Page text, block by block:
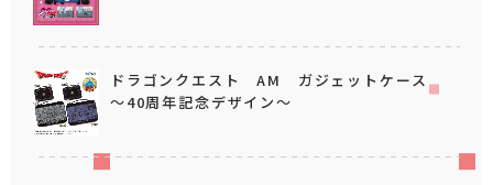
ドラゴンクエスト AM ガジェットケース
～40周年記念デザイン～